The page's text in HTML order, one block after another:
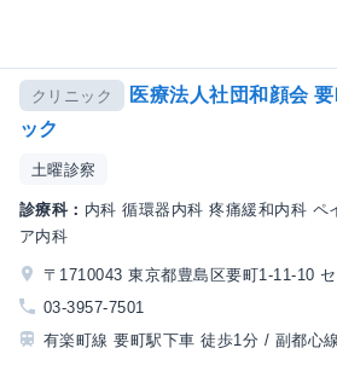
クリニック
医療法人社団和顔会
ック
土曜診察
診療科： 内科 循環器内科 疼痛緩和内科 ペ
ア内科
〒1710043 東京都豊島区要町1-11-10
03-3957-7501
有楽町線 要町駅下車 徒歩1分 / 副都心